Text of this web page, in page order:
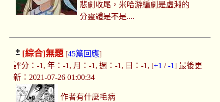
悲劇收尾，米哈游編劇是虛淵的
分靈體是不是....
[綜合]無題[45篇回應]
評分：-1, 年：-1, 月：-1, 週：-1, 日：-1, [+1 /-1] 最後更
新：2021-07-26 01:00:34
作者有什麼毛病